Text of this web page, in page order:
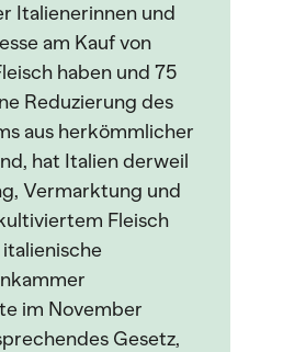
Italienerinnen und
am Kauf von
haben und 75
Reduzierung des
aus herkömmlicher
hat Italien derweil
Vermarktung und
Fleisch
im November
Gesetz,